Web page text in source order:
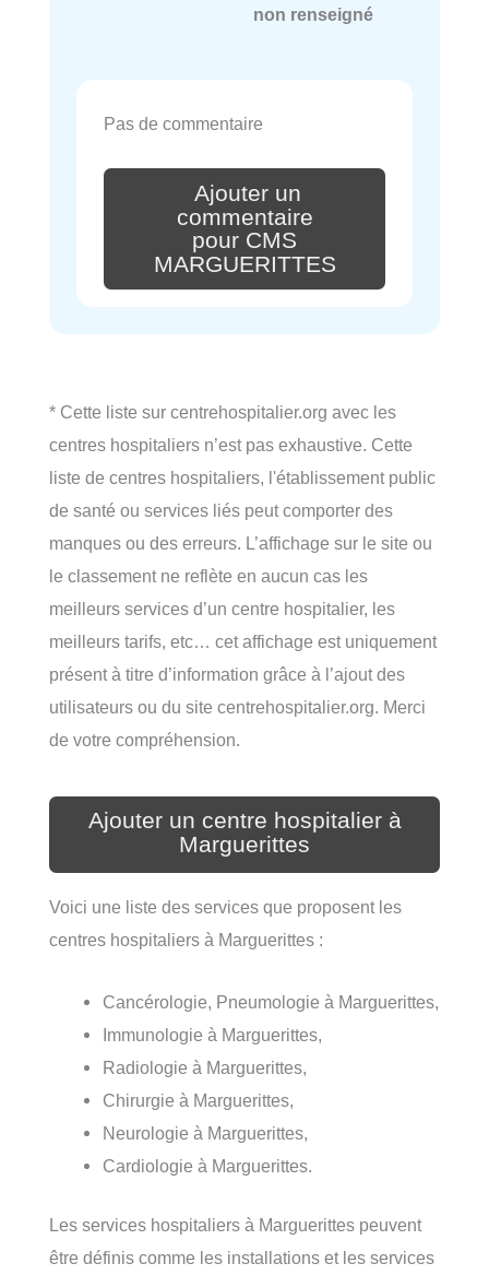
non renseigné
Pas de commentaire
Ajouter un
commentaire
pour CMS
MARGUERITTES
* Cette liste sur centrehospitalier.org avec les
centres hospitaliers n’est pas exhaustive. Cette
liste de centres hospitaliers, l'établissement public
de santé ou services liés peut comporter des
manques ou des erreurs. L’affichage sur le site ou
le classement ne reflète en aucun cas les
meilleurs services d’un centre hospitalier, les
meilleurs tarifs, etc… cet affichage est uniquement
présent à titre d’information grâce à l’ajout des
utilisateurs ou du site centrehospitalier.org. Merci
de votre compréhension.
Ajouter un centre hospitalier à
Marguerittes
Voici une liste des services que proposent les
centres hospitaliers à Marguerittes :
Cancérologie, Pneumologie à Marguerittes,
Immunologie à Marguerittes,
Radiologie à Marguerittes,
Chirurgie à Marguerittes,
Neurologie à Marguerittes,
Cardiologie à Marguerittes.
Les services hospitaliers à Marguerittes peuvent
être définis comme les installations et les services